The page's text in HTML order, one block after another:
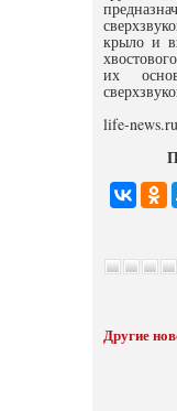
крыло и
их
life-news.ru
Другие